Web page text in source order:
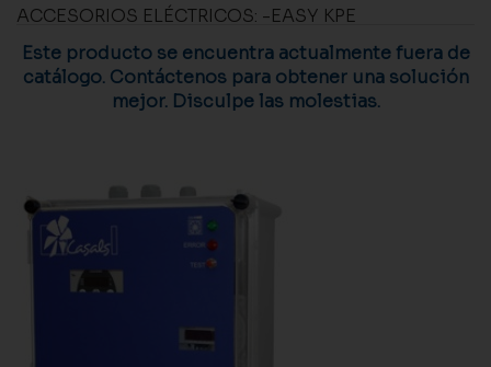
ACCESORIOS ELÉCTRICOS: -EASY KPE
Este producto se encuentra actualmente fuera de
catálogo. Contáctenos para obtener una solución
mejor. Disculpe las molestias.